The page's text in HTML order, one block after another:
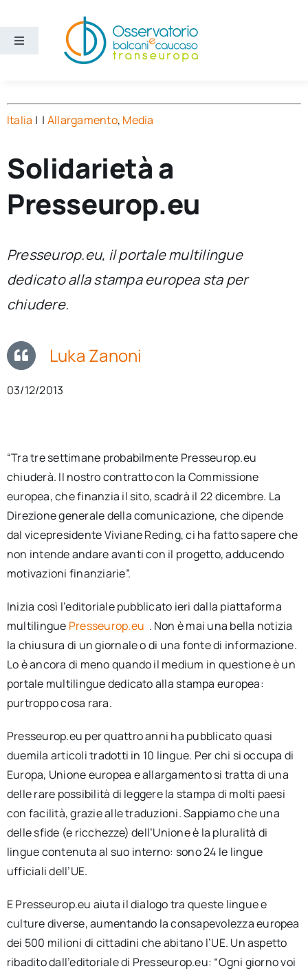
contenuto
Toggle
Temi
Ricerca e divulgazione
Sezioni
Chi siamo
Cerca
Newsletter
Italia | | Allargamento, Media
Solidarietà a
Presseurop.eu
Presseurop.eu, il portale multilingue
dedicato alla stampa europea sta per
chiudere.
Luka Zanoni
03/12/2013
“Tra tre settimane probabilmente Presseurop.eu
chiuderà. Il nostro contratto con la Commissione
europea, che finanzia il sito, scadrà il 22 dicembre. La
Direzione generale della comunicazione, che dipende
dal vicepresidente Viviane Reding, ci ha fatto sapere che
non intende andare avanti con il progetto, adducendo
motivazioni finanziarie”.
Inizia così l’editoriale pubblicato ieri dalla piattaforma
multilingue Presseurop.eu . Non è mai una bella notizia
la chiusura di un giornale o di una fonte di informazione.
Lo è ancora di meno quando il medium in questione è un
portale multilingue dedicato alla stampa europea:
purtroppo cosa rara.
Presseurop.eu per quattro anni ha pubblicato quasi
duemila articoli tradotti in 10 lingue. Per chi si occupa di
Europa, Unione europea e allargamento si tratta di una
delle rare possibilità di leggere la stampa di molti paesi
con facilità, grazie alle traduzioni. Sappiamo che una
delle sfide (e ricchezze) dell’Unione è la pluralità di
lingue contenuta al suo interno: sono 24 le lingue
ufficiali dell’UE.
E Presseurop.eu aiuta il dialogo tra queste lingue e
culture diverse, aumentando la consapevolezza europea
dei 500 milioni di cittadini che abitano l’UE. Un aspetto
ribadito dall’editoriale di Presseurop.eu: “Ogni giorno voi